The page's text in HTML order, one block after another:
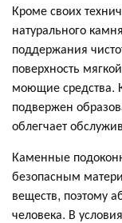
Кроме своих
натурального
поддержания
поверхность
моющие средства.
подвержен
облегчает
Каменные
безопасным
веществ, поэтому
человека. В